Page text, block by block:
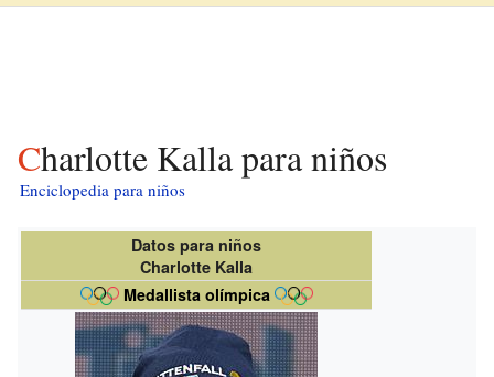
Charlotte Kalla para niños
Enciclopedia para niños
Datos para niños
Charlotte Kalla
Medallista olímpica